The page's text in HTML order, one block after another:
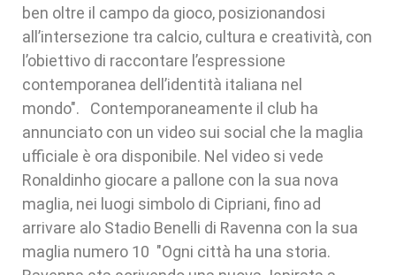
ben oltre il campo da gioco, posizionandosi
all’intersezione tra calcio, cultura e creatività, con
l’obiettivo di raccontare l’espressione
contemporanea dell’identità italiana nel
mondo". Contemporaneamente il club ha
annunciato con un video sui social che la maglia
ufficiale è ora disponibile. Nel video si vede
Ronaldinho giocare a pallone con la sua nova
maglia, nei luogi simbolo di Cipriani, fino ad
arrivare alo Stadio Benelli di Ravenna con la sua
maglia numero 10 "Ogni città ha una storia.